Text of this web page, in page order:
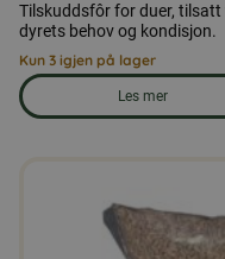
Tilskuddsfôr for duer, tilsatt
dyrets behov og kondisjon.
Kun 3 igjen på lager
Les mer
om